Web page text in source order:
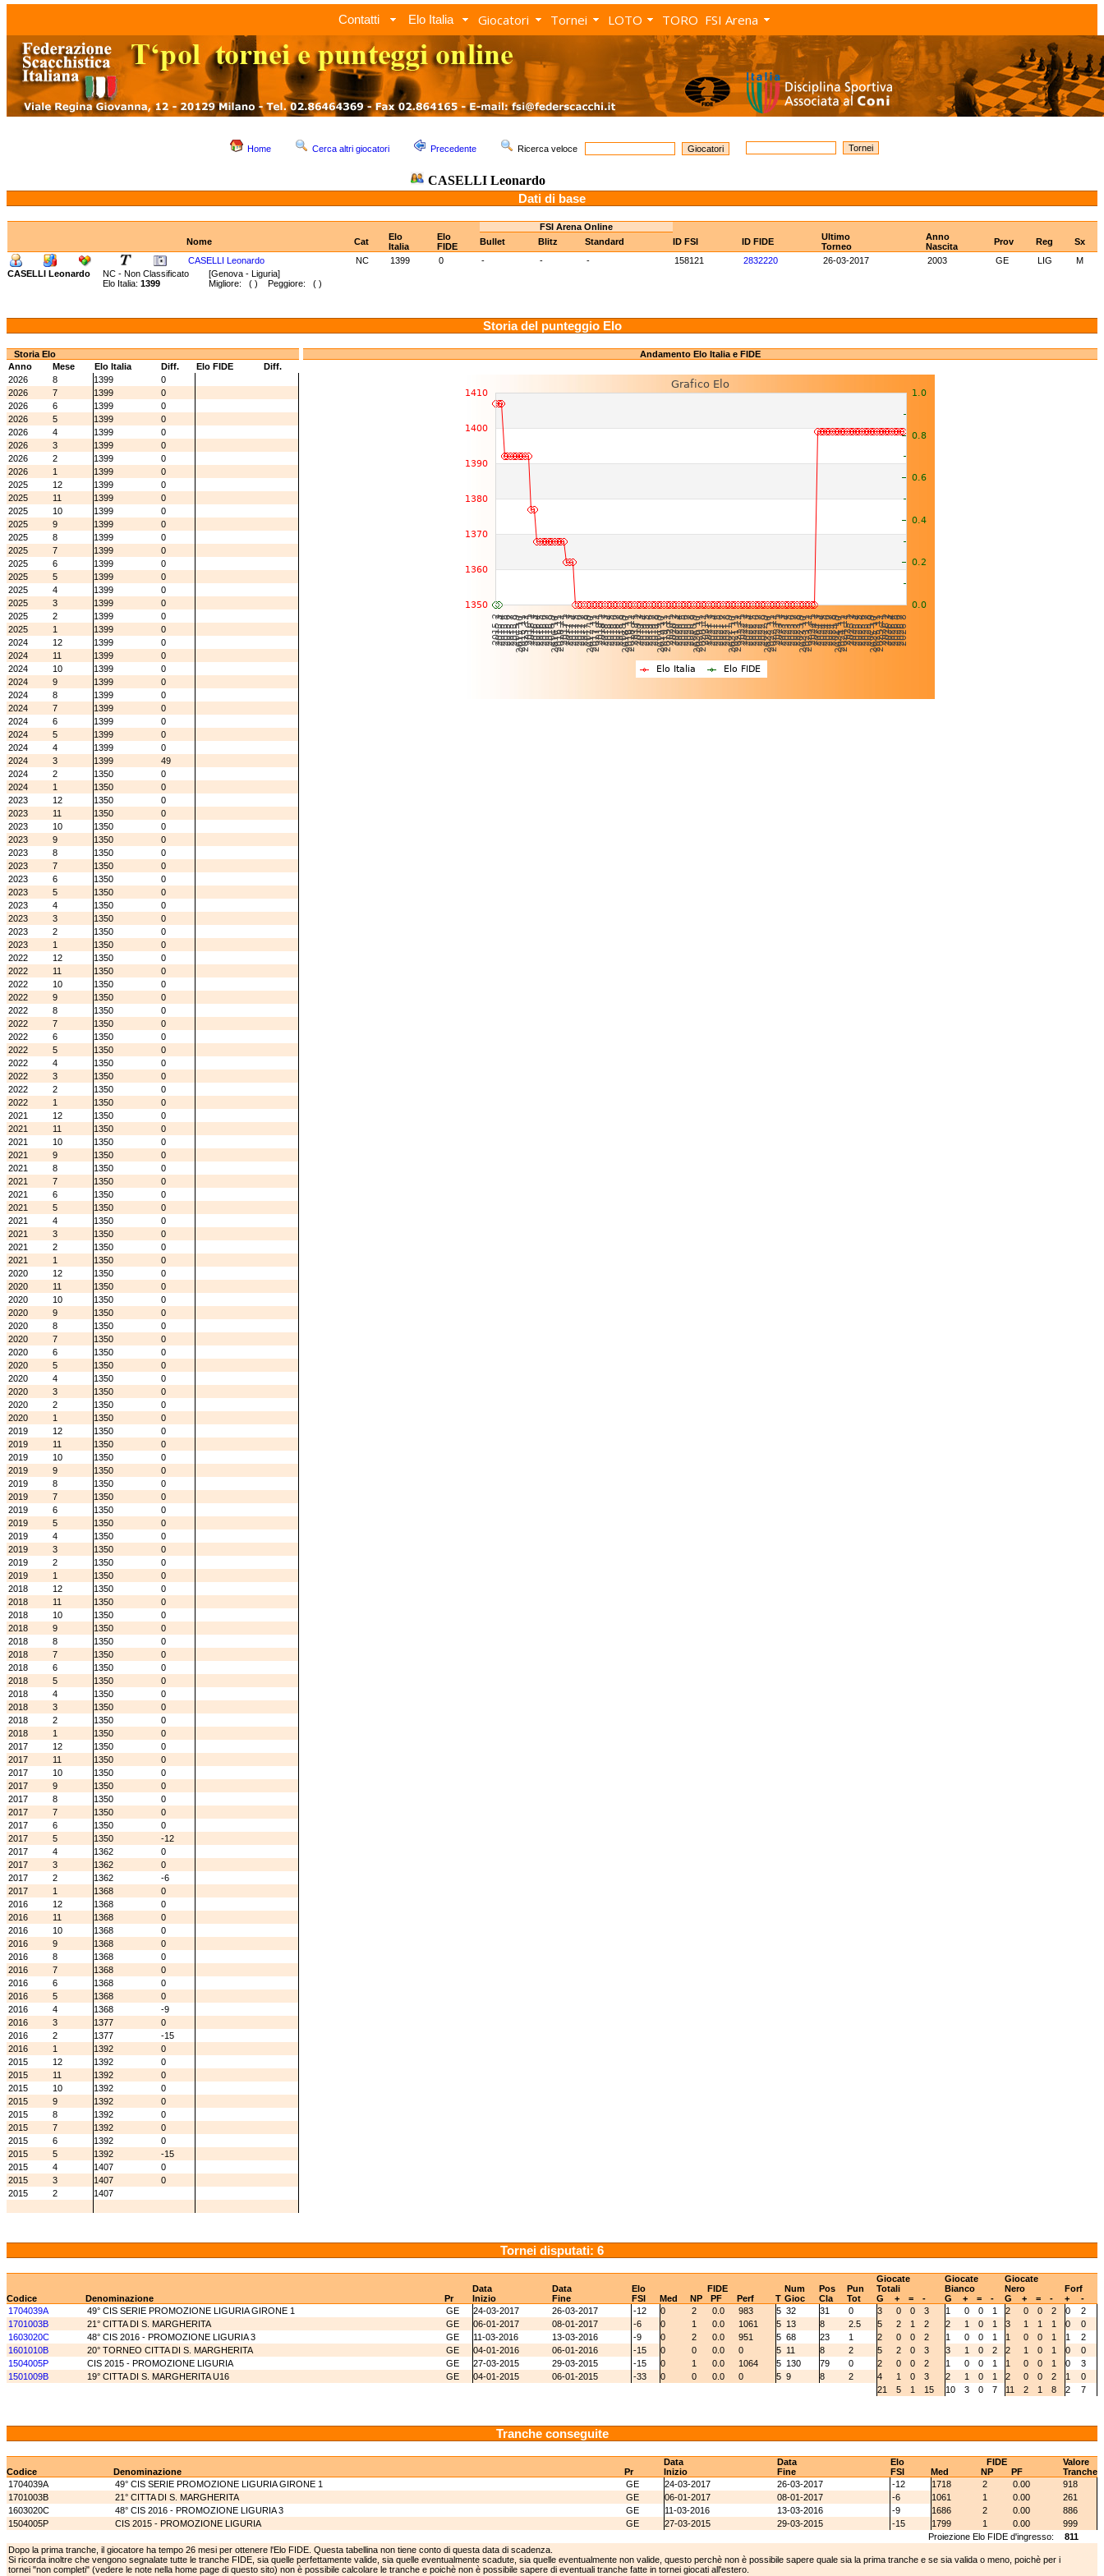
Contatti Elo Italia Giocatori Tornei LOTO TORO FSI Arena
Home Cerca altri giocatori Precedente Ricerca veloce
CASELLI Leonardo
Dati di base
FSI Arena Online
Nome
Cat
Elo
Italia
Elo
FIDE
Bullet Blitz Standard ID FSI ID FIDE
Ultimo
Torneo
Anno
Nascita
Prov Reg
Sx
CASELLI Leonardo
NC 1399 0 - - - 158121 2832220 26-03-2017 2003 GE LIG
M
CASELLI Leonardo
NC - Non Classificato [Genova - Liguria]
Elo Italia: 1399 Migliore: ( ) Peggiore: ( )
Storia del punteggio Elo
Storia Elo
Anno
Mese Elo Italia Diff. Elo FIDE
Diff.
2026
8 1399
0
2026
7 1399
0
2026
6 1399
0
2026
5 1399
0
2026
4 1399
0
2026
3 1399
0
2026
2 1399
0
2026
1 1399
0
2025
12 1399
0
2025
11 1399
0
2025
10 1399
0
2025
9 1399
0
2025
8 1399
0
2025
7 1399
0
2025
6 1399
0
2025
5 1399
0
2025
4 1399
0
2025
3 1399
0
2025
2 1399
0
2025
1 1399
0
2024
12 1399
0
2024
11 1399
0
2024
10 1399
0
2024
9 1399
0
2024
8 1399
0
2024
7 1399
0
2024
6 1399
0
2024
5 1399
0
2024
4 1399
0
2024
3 1399
49
2024
2 1350
0
2024
1 1350
0
2023
12 1350
0
2023
11 1350
0
2023
10 1350
0
2023
9 1350
0
2023
8 1350
0
2023
7 1350
0
2023
6 1350
0
2023
5 1350
0
2023
4 1350
0
2023
3 1350
0
2023
2 1350
0
2023
1 1350
0
2022
12 1350
0
2022
11 1350
0
2022
10 1350
0
2022
9 1350
0
2022
8 1350
0
2022
7 1350
0
2022
6 1350
0
2022
5 1350
0
2022
4 1350
0
2022
3 1350
0
2022
2 1350
0
2022
1 1350
0
2021
12 1350
0
2021
11 1350
0
2021
10 1350
0
2021
9 1350
0
2021
8 1350
0
2021
7 1350
0
2021
6 1350
0
2021
5 1350
0
2021
4 1350
0
2021
3 1350
0
2021
2 1350
0
2021
1 1350
0
2020
12 1350
0
2020
11 1350
0
2020
10 1350
0
2020
9 1350
0
2020
8 1350
0
2020
7 1350
0
2020
6 1350
0
2020
5 1350
0
2020
4 1350
0
2020
3 1350
0
2020
2 1350
0
2020
1 1350
0
2019
12 1350
0
2019
11 1350
0
2019
10 1350
0
2019
9 1350
0
2019
8 1350
0
2019
7 1350
0
2019
6 1350
0
2019
5 1350
0
2019
4 1350
0
2019
3 1350
0
2019
2 1350
0
2019
1 1350
0
2018
12 1350
0
2018
11 1350
0
2018
10 1350
0
2018
9 1350
0
2018
8 1350
0
2018
7 1350
0
2018
6 1350
0
2018
5 1350
0
2018
4 1350
0
2018
3 1350
0
2018
2 1350
0
2018
1 1350
0
2017
12 1350
0
2017
11 1350
0
2017
10 1350
0
2017
9 1350
0
2017
8 1350
0
2017
7 1350
0
2017
6 1350
0
2017
5 1350
-12
2017
4 1362
0
2017
3 1362
0
2017
2 1362
-6
2017
1 1368
0
2016
12 1368
0
2016
11 1368
0
2016
10 1368
0
2016
9 1368
0
2016
8 1368
0
2016
7 1368
0
2016
6 1368
0
2016
5 1368
0
2016
4 1368
-9
2016
3 1377
0
2016
2 1377
-15
2016
1 1392
0
2015
12 1392
0
2015
11 1392
0
2015
10 1392
0
2015
9 1392
0
2015
8 1392
0
2015
7 1392
0
2015
6 1392
0
2015
5 1392
-15
2015
4 1407
0
2015
3 1407
0
2015
2 1407
Andamento Elo Italia e FIDE
Tornei disputati: 6
Data Data Elo FIDE Num Pos Pun
Giocate
Totali
Giocate
Bianco
Giocate
Nero
Forf
Codice
Denominazione Pr Inizio Fine FSI Med NP PF Perf T Gioc Cla Tot G + = - G + = - G + = - +
-
1704039A
49° CIS SERIE PROMOZIONE LIGURIA GIRONE 1 GE 24-03-2017 26-03-2017 -12 0 2 0.0 983 5 32 31 0 3 0 0 3 1 0 0 1 2 0 0 2 0
2
1701003B
21° CITTA DI S. MARGHERITA GE 06-01-2017 08-01-2017 -6 0 1 0.0 1061 5 13 8 2.5 5 2 1 2 2 1 0 1 3 1 1 1 0
0
1603020C
48° CIS 2016 - PROMOZIONE LIGURIA 3 GE 11-03-2016 13-03-2016 -9 0 2 0.0 951 5 68 23 1 2 0 0 2 1 0 0 1 1 0 0 1 1
2
1601010B
20° TORNEO CITTA DI S. MARGHERITA GE 04-01-2016 06-01-2016 -15 0 0 0.0 0 5 11 8 2 5 2 0 3 3 1 0 2 2 1 0 1 0
0
1504005P
CIS 2015 - PROMOZIONE LIGURIA GE 27-03-2015 29-03-2015 -15 0 1 0.0 1064 5 130 79 0 2 0 0 2 1 0 0 1 1 0 0 1 0
3
1501009B
19° CITTA DI S. MARGHERITA U16 GE 04-01-2015 06-01-2015 -33 0 0 0.0 0 5 9 8 2 4 1 0 3 2 1 0 1 2 0 0 2 1
0
21
5 1 15 10 3 0 7 11 2 1 8 2 7
Tranche conseguite
Data Data Elo FIDE
Valore
Codice
Denominazione Pr Inizio Fine FSI Med NP PF
Tranche
1704039A
49° CIS SERIE PROMOZIONE LIGURIA GIRONE 1 GE 24-03-2017 26-03-2017 -12 1718 2 0.00
918
1701003B
21° CITTA DI S. MARGHERITA GE 06-01-2017 08-01-2017 -6 1061 1 0.00
261
1603020C
48° CIS 2016 - PROMOZIONE LIGURIA 3 GE 11-03-2016 13-03-2016 -9 1686 2 0.00
886
1504005P
CIS 2015 - PROMOZIONE LIGURIA GE 27-03-2015 29-03-2015 -15 1799 1 0.00
999
Proiezione Elo FIDE d'ingresso:
811
Dopo la prima tranche, il giocatore ha tempo 26 mesi per ottenere l'Elo FIDE. Questa tabellina non tiene conto di questa data di scadenza.
Si ricorda inoltre che vengono segnalate tutte le tranche FIDE, sia quelle perfettamente valide, sia quelle eventualmente scadute, sia quelle eventualmente non valide, questo perchè non è possibile sapere quale sia la prima tranche e se sia valida o meno, poichè per i
tornei "non completi" (vedere le note nella home page di questo sito) non è possibile calcolare le tranche e poichè non è possibile sapere di eventuali tranche fatte in tornei giocati all'estero.